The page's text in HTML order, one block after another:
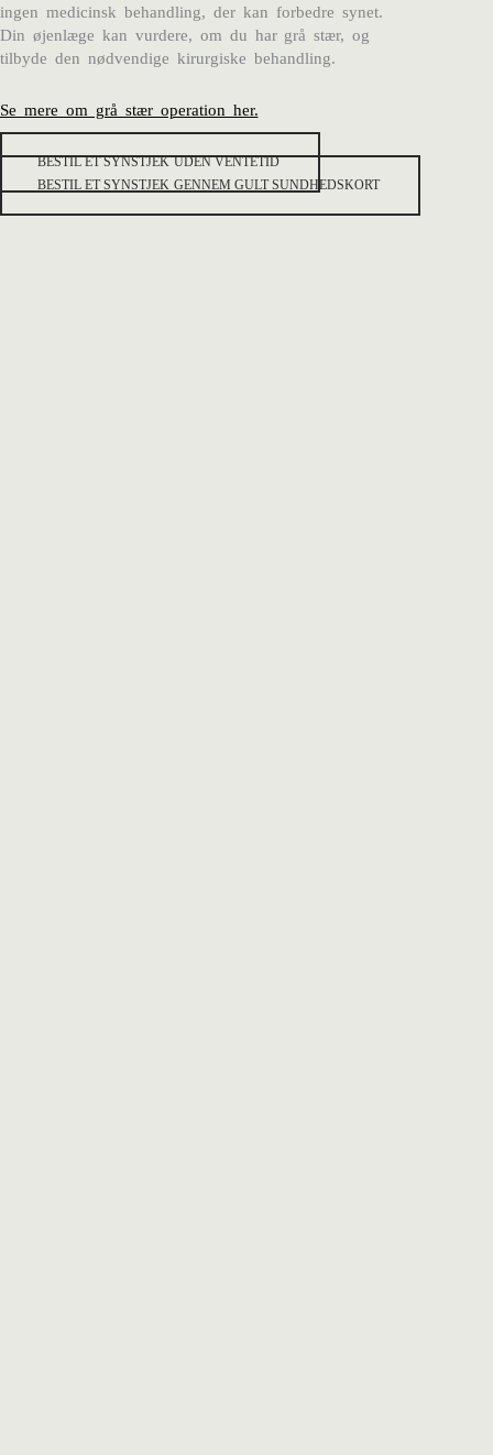
ingen medicinsk behandling, der kan forbedre synet.
Din øjenlæge kan vurdere, om du har grå stær, og
tilbyde den nødvendige kirurgiske behandling.
Se mere om grå stær operation her.
BESTIL ET SYNSTJEK UDEN VENTETID
BESTIL ET SYNSTJEK GENNEM GULT SUNDHEDSKORT